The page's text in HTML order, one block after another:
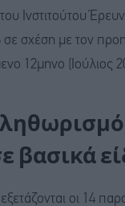
Ινστιτούτου
σε σχέση με τον
12μηνο (Ιούλιος
βασικά
οι 14